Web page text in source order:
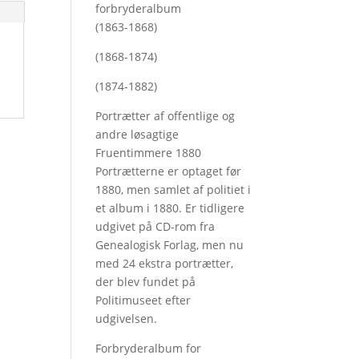
forbryderalbum
(1863-1868)
(1868-1874)
(1874-1882)
Portrætter af offentlige og
andre løsagtige
Fruentimmere 1880
Portrætterne er optaget før
1880, men samlet af politiet i
et album i 1880. Er tidligere
udgivet på CD-rom fra
Genealogisk Forlag, men nu
med24 ekstra portrætter,
der blev fundet på
Politimuseet efter
udgivelsen.
Forbryderalbum for